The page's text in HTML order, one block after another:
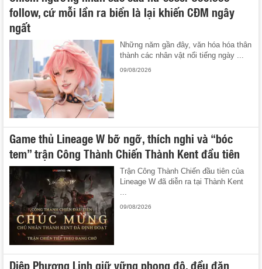
follow, cứ mỗi lần ra biển là lại khiến CĐM ngây
ngất
Những năm gần đây, văn hóa hóa thân
thành các nhân vật nổi tiếng ngày ...
09/08/2026
Game thủ Lineage W bỡ ngỡ, thích nghi và “bóc
tem” trận Công Thành Chiến Thành Kent đầu tiên
Trận Công Thành Chiến đầu tiên của
Lineage W đã diễn ra tại Thành Kent
...
09/08/2026
Diệp Phương Linh giữ vững phong độ, đều đặn